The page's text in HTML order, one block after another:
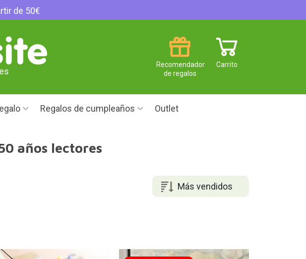
de 50€
Carrito
Recomendador
de regalos
Regalos de cumpleaños Outlet
años lectores
Más vendidos